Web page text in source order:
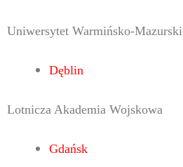
Uniwersytet Warmińsko-Mazurski
Dęblin
Lotnicza Akademia Wojskowa
Gdańsk